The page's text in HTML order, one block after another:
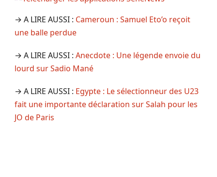
→ A LIRE AUSSI : Cameroun : Samuel Eto’o reçoit
une balle perdue
→ A LIRE AUSSI : Anecdote : Une légende envoie du
lourd sur Sadio Mané
→ A LIRE AUSSI : Egypte : Le sélectionneur des U23
fait une importante déclaration sur Salah pour les
JO de Paris